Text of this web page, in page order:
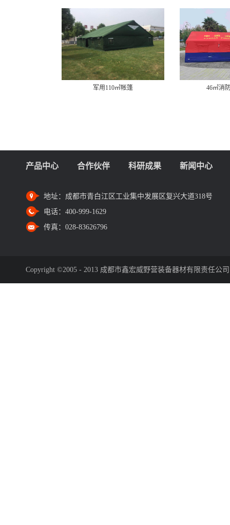
军用110㎡帐篷 46㎡消
产品中心 合作伙伴 科研成果 新闻中心
地址： 成都市青白江区工业集中发展区复兴大道318号
电话： 400-999-1629
传真： 028-83626796
Copyright ©2005 - 2013 成都市鑫宏威野营装备器材有限责任公司